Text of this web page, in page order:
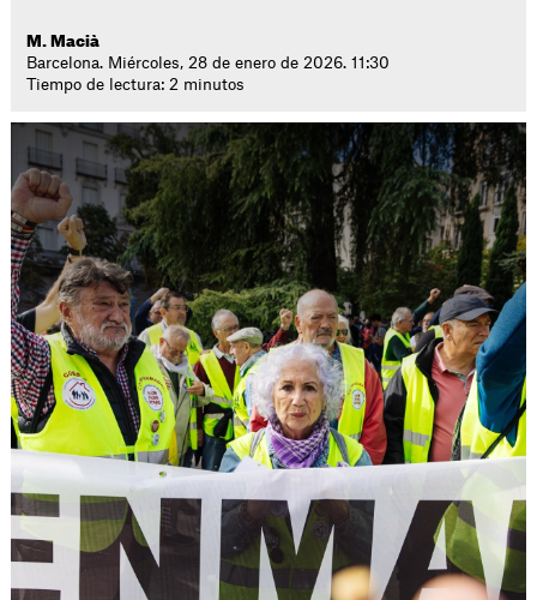
M. Macià
Barcelona. Miércoles, 28 de enero de 2026. 11:30
Tiempo de lectura: 2 minutos